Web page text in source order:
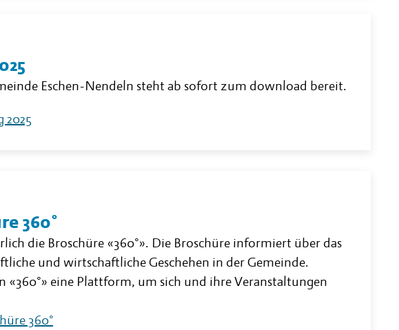
Eschen-Nendeln steht ab sofort zum download bereit.
2025
360°
die Broschüre «360°». Die Broschüre informiert über das
und wirtschaftliche Geschehen in der Gemeinde.
«360°» eine Plattform, um sich und ihre Veranstaltungen
360°